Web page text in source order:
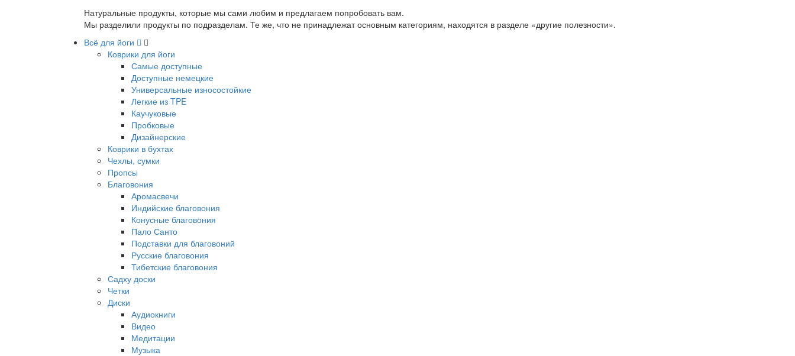
Натуральные продукты, которые мы сами любим и предлагаем попробовать вам.
Мы разделили продукты по подразделам. Те же, что не принадлежат основным категориям, находятся в разделе «другие полезности».
Всё для йоги
Коврики для йоги
Самые доступные
Доступные немецкие
Универсальные износостойкие
Легкие из TPE
Каучуковые
Пробковые
Дизайнерские
Коврики в бухтах
Чехлы, сумки
Пропсы
Благовония
Аромасвечи
Индийские благовония
Конусные благовония
Пало Санто
Подставки для благовоний
Русские благовония
Тибетские благовония
Садху доски
Четки
Диски
Аудиокниги
Видео
Медитации
Музыка